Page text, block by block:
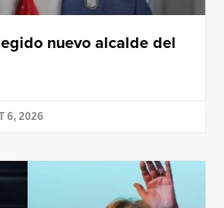
nuevo alcalde del
6, 2026